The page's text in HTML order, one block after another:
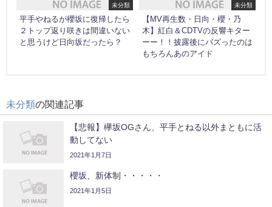
未分類
平手やねるが櫻坂に復帰したら
２トップ返り咲きは間違いない
と思うけど日向坂だったら？
未分類
【MV再生数・日向・櫻・乃
木】紅白＆CDTVの反響キター
ーー！！披露後にバズったのは
もちろんあのアイド
未分類の関連記事
【悲報】欅坂OGさん、平手とねる以外まともに活
動してない
2021年1月7日
櫻坂、新体制・・・・・
2021年1月5日